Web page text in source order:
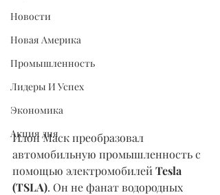
Новости
Новая Америка
Промышленность
Лидеры И Успех
Экономика
Акция дня
Илон Маск преобразовал
автомобильную промышленность с
помощью электромобилей Tesla
(TSLA). Он не фанат водородных